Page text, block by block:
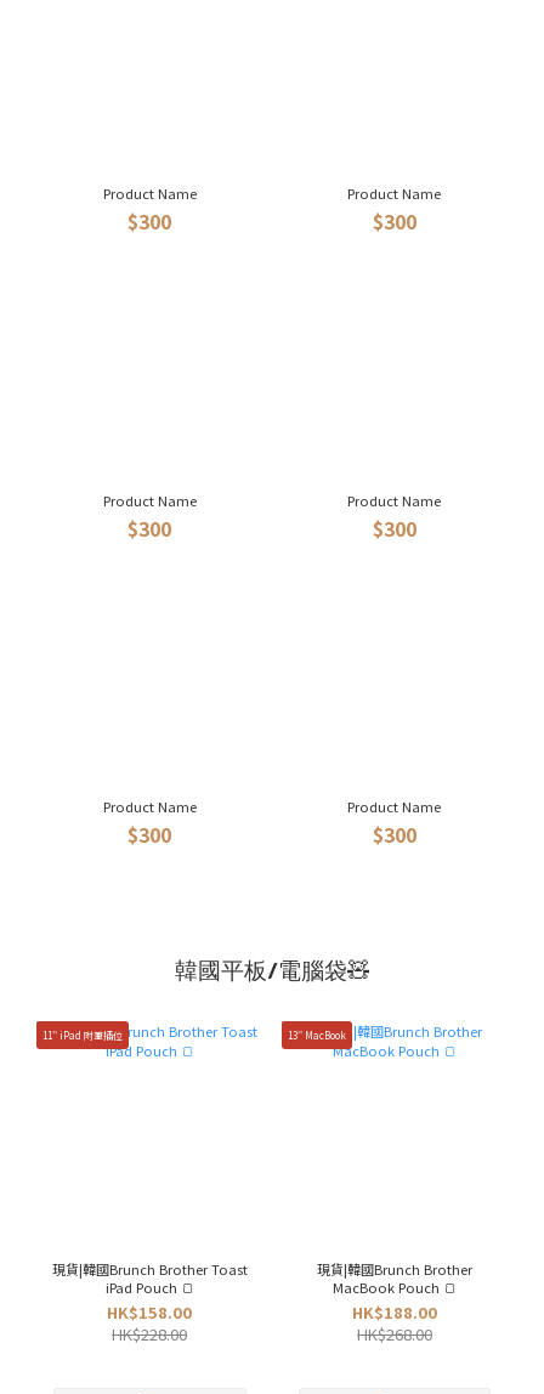
Product Name
$300
Product Name
$300
Product Name
$300
Product Name
$300
Product Name
$300
Product Name
$300
韓國平板/電腦袋🧸
11'' iPad 附筆插位
現貨|韓國Brunch Brother Toast
iPad Pouch 🍞
HK$158.00
HK$228.00
13'' MacBook
現貨|韓國Brunch Brother
MacBook Pouch 🍞
HK$188.00
HK$268.00